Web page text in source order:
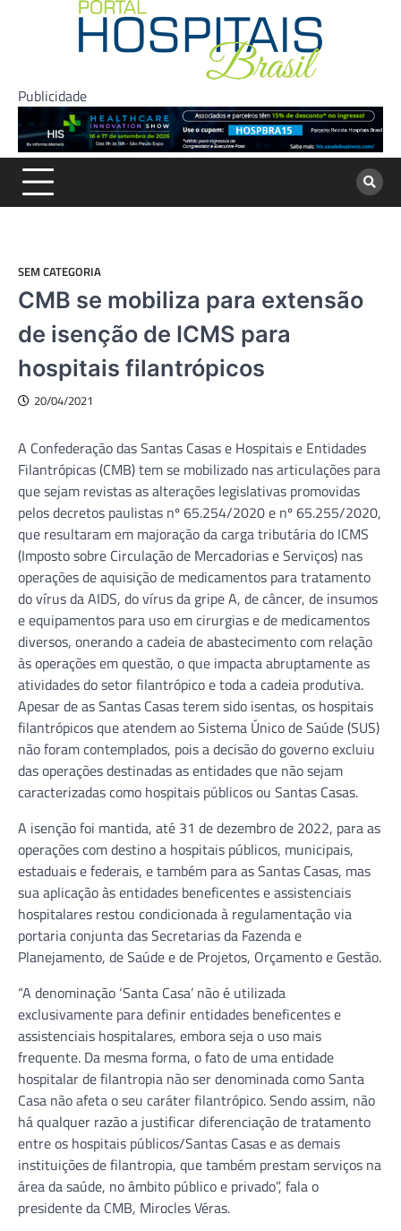
Publicidade
SEM CATEGORIA
CMB se mobiliza para extensão
de isenção de ICMS para
hospitais filantrópicos
20/04/2021
A Confederação das Santas Casas e Hospitais e Entidades
Filantrópicas (CMB) tem se mobilizado nas articulações para
que sejam revistas as alterações legislativas promovidas
pelos decretos paulistas nº 65.254/2020 e nº 65.255/2020,
que resultaram em majoração da carga tributária do ICMS
(Imposto sobre Circulação de Mercadorias e Serviços) nas
operações de aquisição de medicamentos para tratamento
do vírus da AIDS, do vírus da gripe A, de câncer, de insumos
e equipamentos para uso em cirurgias e de medicamentos
diversos, onerando a cadeia de abastecimento com relação
às operações em questão, o que impacta abruptamente as
atividades do setor filantrópico e toda a cadeia produtiva.
Apesar de as Santas Casas terem sido isentas, os hospitais
filantrópicos que atendem ao Sistema Único de Saúde (SUS)
não foram contemplados, pois a decisão do governo excluiu
das operações destinadas as entidades que não sejam
caracterizadas como hospitais públicos ou Santas Casas.
A isenção foi mantida, até 31 de dezembro de 2022, para as
operações com destino a hospitais públicos, municipais,
estaduais e federais, e também para as Santas Casas, mas
sua aplicação às entidades beneficentes e assistenciais
hospitalares restou condicionada à regulamentação via
portaria conjunta das Secretarias da Fazenda e
Planejamento, de Saúde e de Projetos, Orçamento e Gestão.
“A denominação ‘Santa Casa’ não é utilizada
exclusivamente para definir entidades beneficentes e
assistenciais hospitalares, embora seja o uso mais
frequente. Da mesma forma, o fato de uma entidade
hospitalar de filantropia não ser denominada como Santa
Casa não afeta o seu caráter filantrópico. Sendo assim, não
há qualquer razão a justificar diferenciação de tratamento
entre os hospitais públicos/Santas Casas e as demais
instituições de filantropia, que também prestam serviços na
área da saúde, no âmbito público e privado”, fala o
presidente da CMB, Mirocles Véras.